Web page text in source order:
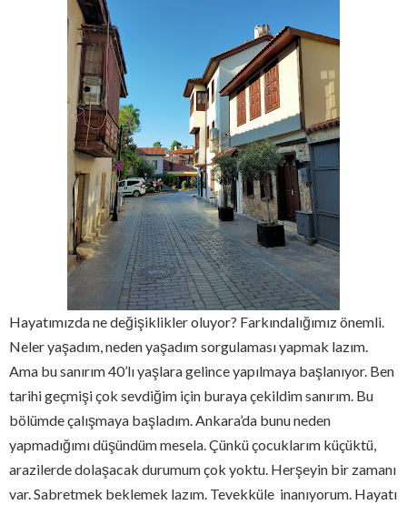
Hayatımızda ne değişiklikler oluyor? Farkındalığımız önemli.
Neler yaşadım, neden yaşadım sorgulaması yapmak lazım.
Ama bu sanırım 40’lı yaşlara gelince yapılmaya başlanıyor. Ben
tarihi geçmişi çok sevdiğim için buraya çekildim sanırım. Bu
bölümde çalışmaya başladım. Ankara’da bunu neden
yapmadığımı düşündüm mesela. Çünkü çocuklarım küçüktü,
arazilerde dolaşacak durumum çok yoktu. Herşeyin bir zamanı
var. Sabretmek beklemek lazım. Tevekküle inanıyorum. Hayatı